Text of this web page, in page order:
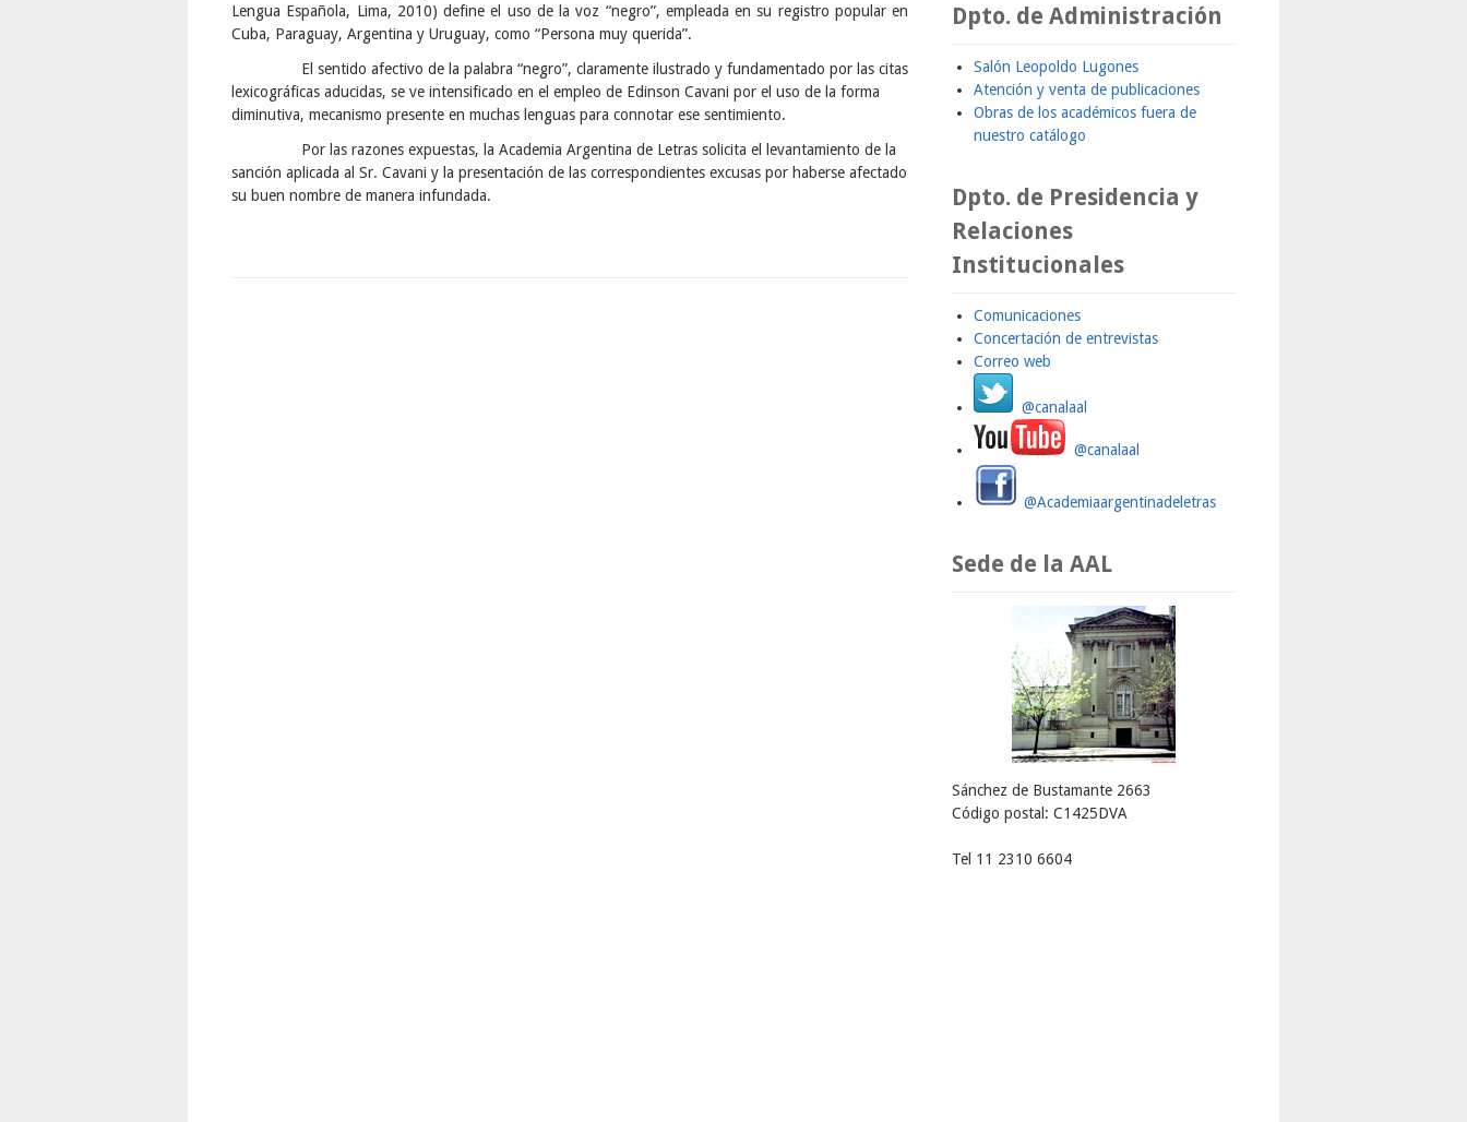
Lengua Española, Lima, 2010) define el uso de la voz “negro”, empleada en su registro popular en
Cuba, Paraguay, Argentina y Uruguay, como “Persona muy querida”.
El sentido afectivo de la palabra “negro”, claramente ilustrado y fundamentado por las citas
lexicográficas aducidas, se ve intensificado en el empleo de Edinson Cavani por el uso de la forma
diminutiva, mecanismo presente en muchas lenguas para connotar ese sentimiento.
Por las razones expuestas, la Academia Argentina de Letras solicita el levantamiento de la
sanción aplicada al Sr. Cavani y la presentación de las correspondientes excusas por haberse afectado
su buen nombre de manera infundada.
Dpto. de Administración
Salón Leopoldo Lugones
Atención y venta de publicaciones
Obras de los académicos fuera de
nuestro catálogo
Dpto. de Presidencia y
Relaciones
Institucionales
Comunicaciones
Concertación de entrevistas
Correo web
@canalaal
@canalaal
@Academiaargentinadeletras
Sede de la AAL
Sánchez de Bustamante 2663
Código postal: C1425DVA
Tel 11 2310 6604